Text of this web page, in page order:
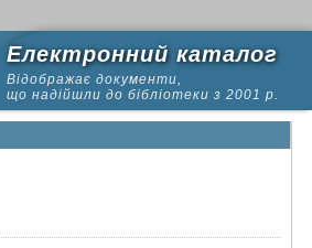
Електронний каталог
Відображає документи,
що надійшли до бібліотеки з 2001 р.